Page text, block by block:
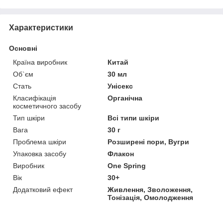
Характеристики
Основні
Країна виробник
Китай
Об`єм
30 мл
Стать
Унісекс
Класифікація
косметичного засобу
Органічна
Тип шкіри
Всі типи шкіри
Вага
30 г
Проблема шкіри
Розширені пори, Вугри
Упаковка засобу
Флакон
Виробник
One Spring
Вік
30+
Додатковий ефект
Живлення, Зволоження,
Тонізація, Омолодження